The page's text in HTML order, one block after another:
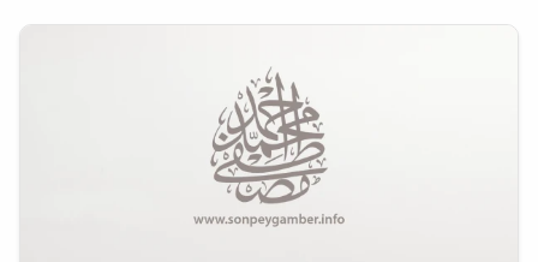
hem küçük coğrafyalarda...